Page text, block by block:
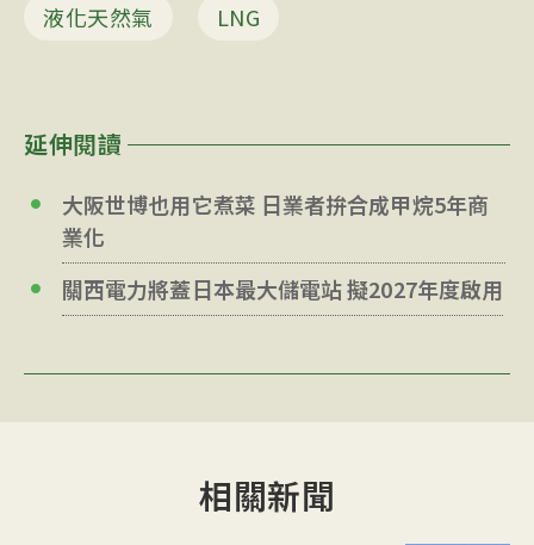
液化天然氣
LNG
延伸閱讀
大阪世博也用它煮菜 日業者拚合成甲烷5年商
業化
關西電力將蓋日本最大儲電站 擬2027年度啟用
相關新聞